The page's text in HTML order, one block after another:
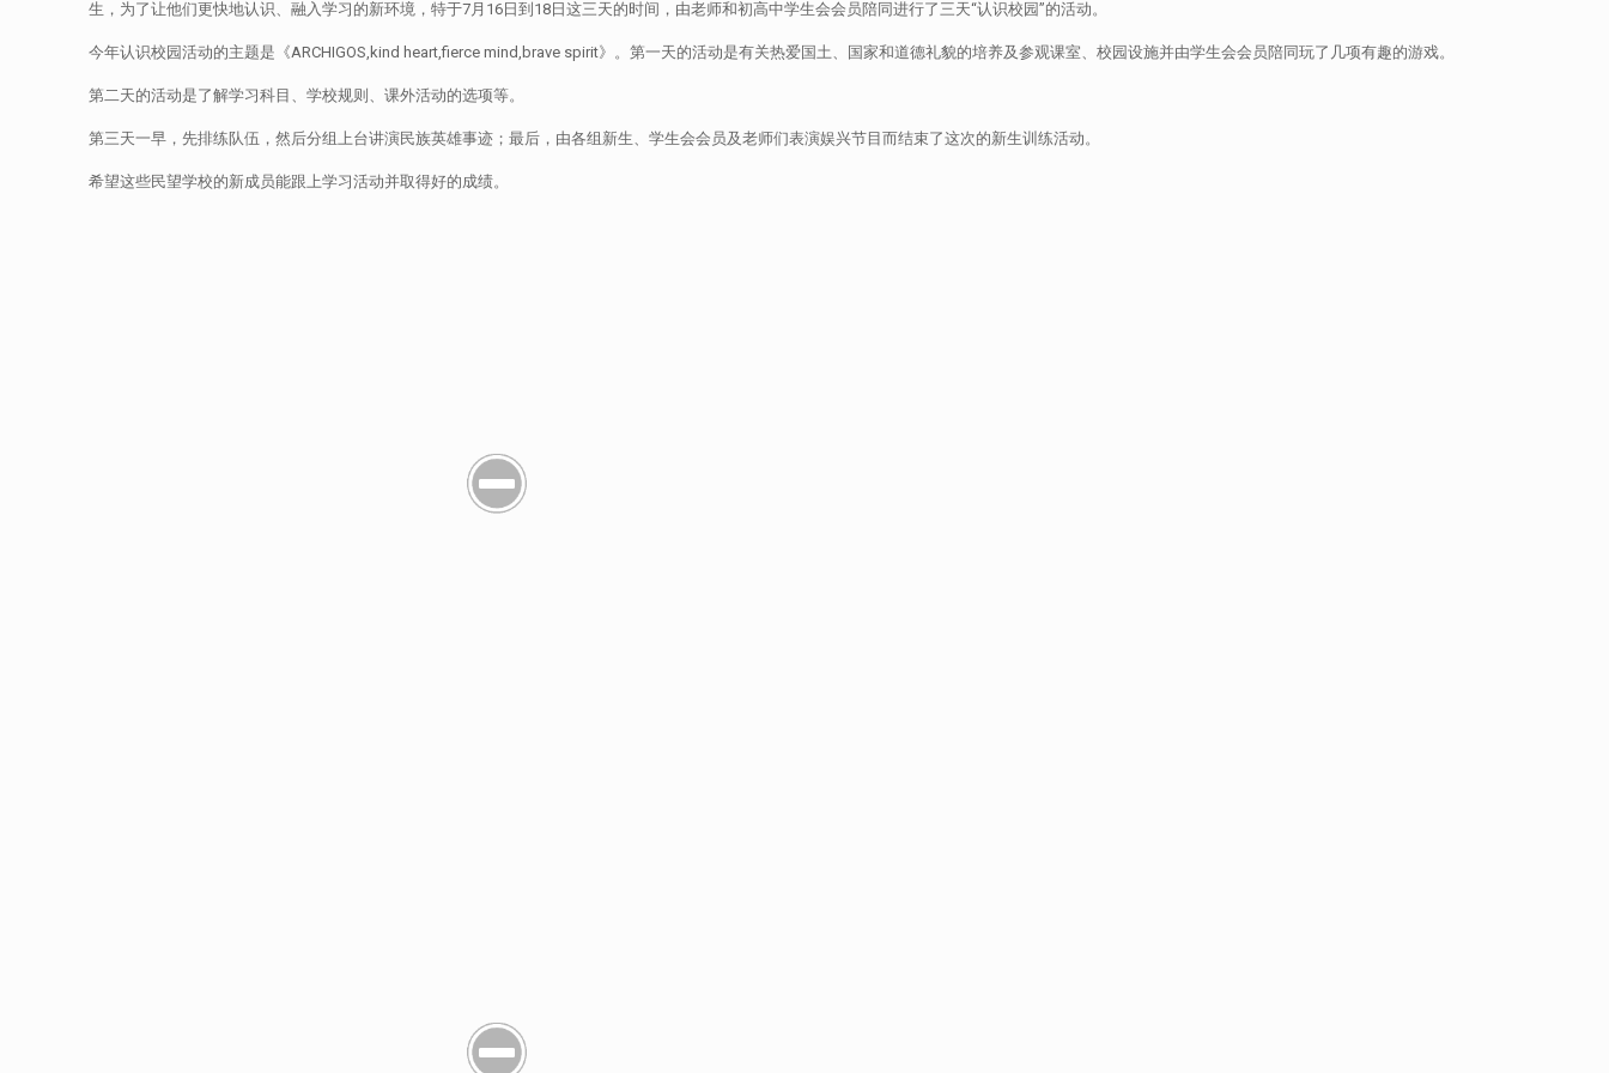
生，为了让他们更快地认识、融入学习的新环境，特于7月16日到18日这三天的时间，由老师和初高中学生会会员陪同进行了三天“认识校园”的活动。
今年认识校园活动的主题是《ARCHIGOS,kind heart,fierce mind,brave spirit》。第一天的活动是有关热爱国土、国家和道德礼貌的培养及参观课室、校园设施并由学生会会员陪同玩了几项有趣的游戏。
第二天的活动是了解学习科目、学校规则、课外活动的选项等。
第三天一早，先排练队伍，然后分组上台讲演民族英雄事迹；最后，由各组新生、学生会会员及老师们表演娱兴节目而结束了这次的新生训练活动。
希望这些民望学校的新成员能跟上学习活动并取得好的成绩。